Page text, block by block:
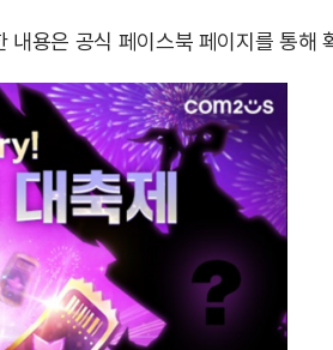
내용은 공식 페이스북 페이지를 통해